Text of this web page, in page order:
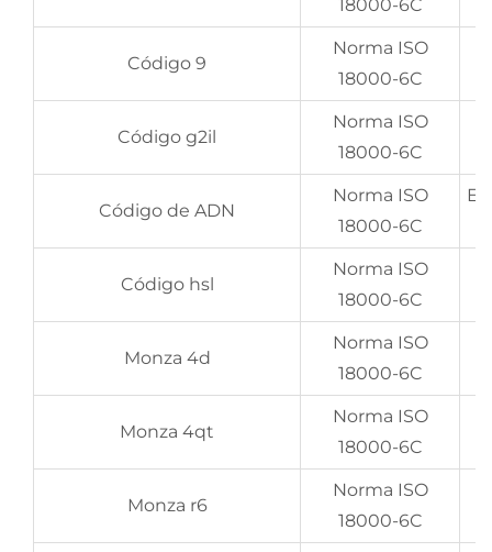
18000-6C
Código 9
Norma ISO
18000-6C
Código g2il
Norma ISO
18000-6C
Código de ADN
Norma ISO
18000-6C
Código hsl
Norma ISO
18000-6C
Monza 4d
Norma ISO
18000-6C
Monza 4qt
Norma ISO
18000-6C
Monza r6
Norma ISO
18000-6C